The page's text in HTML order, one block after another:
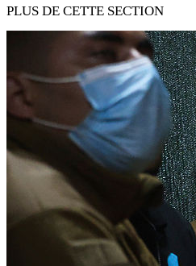
PLUS DE CETTE SECTION